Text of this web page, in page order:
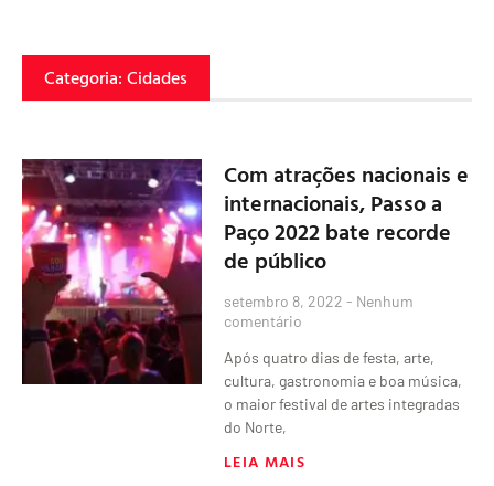
Categoria: Cidades
Com atrações nacionais e
internacionais, Passo a
Paço 2022 bate recorde
de público
setembro 8, 2022 Nenhum
comentário
Após quatro dias de festa, arte,
cultura, gastronomia e boa música,
o maior festival de artes integradas
do Norte,
LEIA MAIS